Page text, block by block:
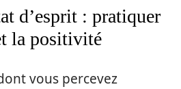
d’esprit : pratiquer
la positivité
vous percevez